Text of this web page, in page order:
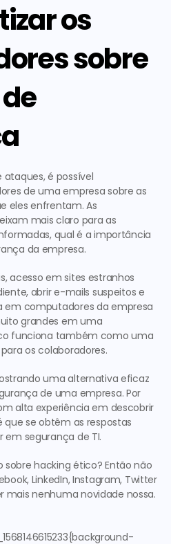
os
sobre
é possível
de uma empresa sobre as
eles enfrentam. As
mais claro para as
qual é a importância
da empresa.
acesso em sites estranhos
abrir e-mails suspeitos e
em computadores da empresa
grandes em uma
funciona também como uma
os colaboradores.
uma alternativa eficaz
de uma empresa. Por
alta experiência em descobrir
se obtêm as respostas
em segurança de TI.
hacking ético? Então não
LinkedIn, Instagram, Twitter
mais nenhuma novidade nossa.